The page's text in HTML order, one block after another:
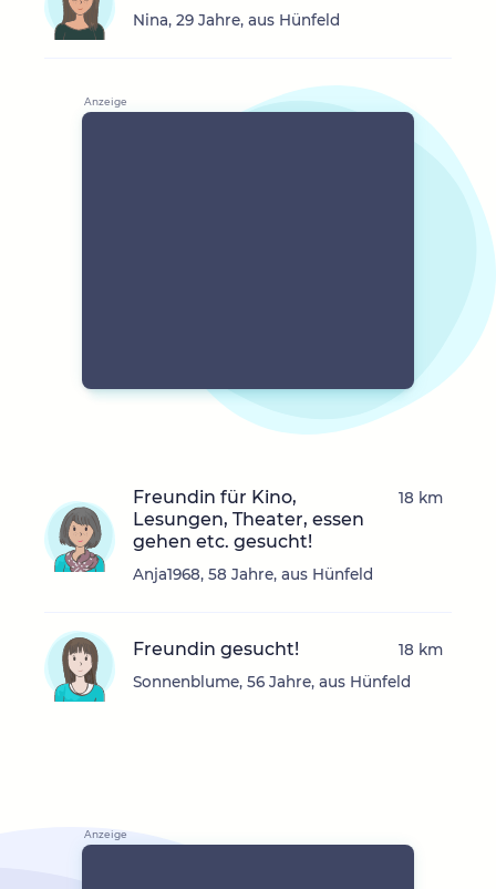
Nina, 29 Jahre, aus Hünfeld
Freundin für Kino,
Lesungen, Theater, essen
gehen etc. gesucht!
Anja1968, 58 Jahre, aus Hünfeld
18 km
Freundin gesucht!
Sonnenblume, 56 Jahre, aus Hünfeld
18 km